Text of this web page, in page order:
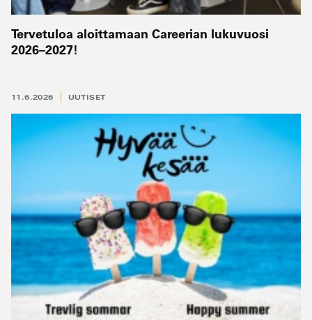
Tervetuloa aloittamaan Careerian lukuvuosi
2026–2027!
11.6.2026 UUTISET